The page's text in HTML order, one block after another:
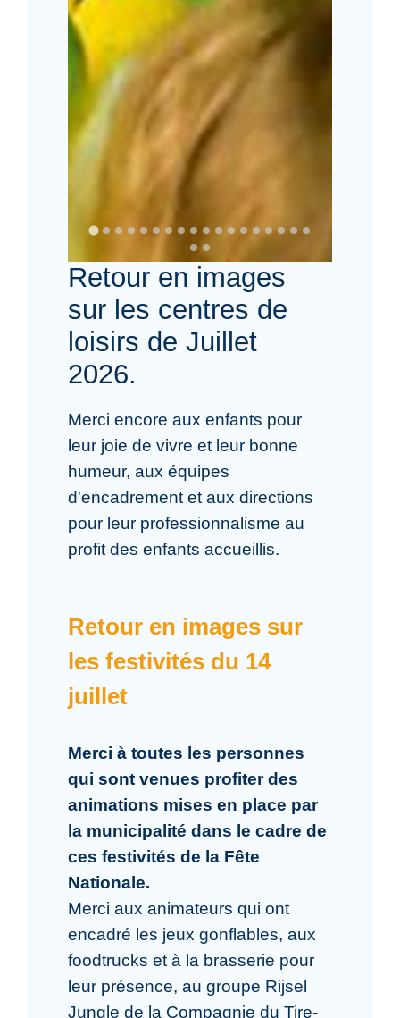
Retour en images
sur les centres de
loisirs de Juillet
2026.
Merci encore aux enfants pour
leur joie de vivre et leur bonne
humeur, aux équipes
d'encadrement et aux directions
pour leur professionnalisme au
profit des enfants accueillis.
Retour en images sur
les festivités du 14
juillet
Merci à toutes les personnes
qui sont venues profiter des
animations mises en place par
la municipalité dans le cadre de
ces festivités de la Fête
Nationale.
Merci aux animateurs qui ont
encadré les jeux gonflables, aux
foodtrucks et à la brasserie pour
leur présence, au groupe Rijsel
Jungle de la Compagnie du Tire-